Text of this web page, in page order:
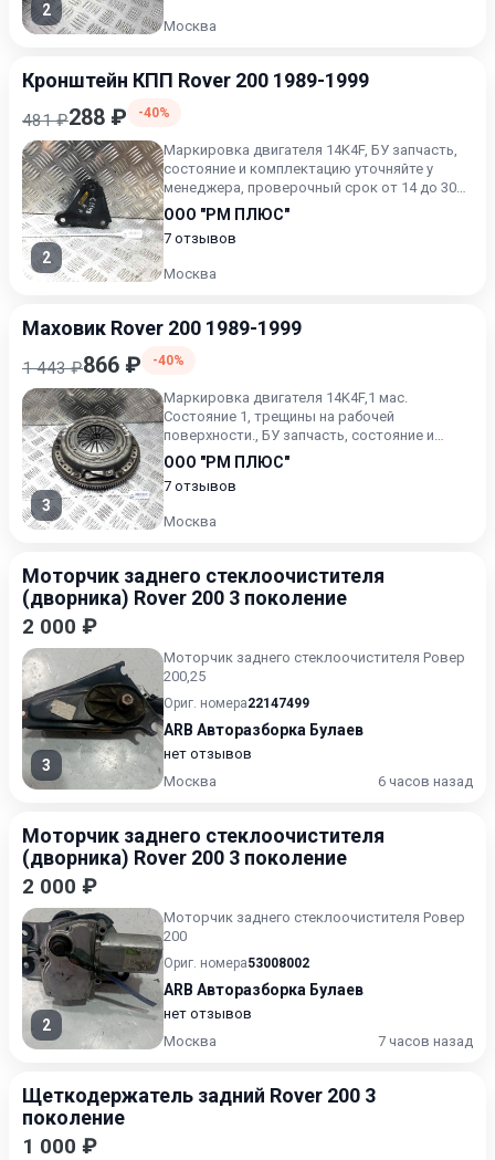
2
Москва
Кронштейн КПП Rover 200 1989-1999
481 ₽288 ₽ -40%
2
Маркировка двигателя 14K4F, БУ запчасть,
состояние и комплектацию уточняйте у
менеджера, проверочный срок от 14 до 30
дней.
ООО "РМ ПЛЮС"
7 отзывов
Москва
Маховик Rover 200 1989-1999
1 443 ₽866 ₽ -40%
3
Маркировка двигателя 14K4F,1 мас.
Состояние 1, трещины на рабочей
поверхности., БУ запчасть, состояние и
комплектацию уточняйте у менеджера,...
ООО "РМ ПЛЮС"
7 отзывов
Москва
Моторчик заднего стеклоочистителя
(дворника) Rover 200 3 поколение
2 000 ₽
3
Моторчик заднего стеклоочистителя Ровер
200,25
Ориг. номера22147499
ARB Авторазборка Булаев
нет отзывов
Москва
6 часов назад
Моторчик заднего стеклоочистителя
(дворника) Rover 200 3 поколение
2 000 ₽
2
Моторчик заднего стеклоочистителя Ровер
200
Ориг. номера53008002
ARB Авторазборка Булаев
нет отзывов
Москва
7 часов назад
Щеткодержатель задний Rover 200 3
поколение
1 000 ₽